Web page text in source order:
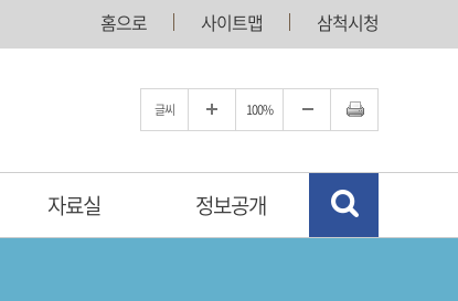
홈으로 사이트맵 삼척시청
글씨 100%
자료실 정보공개